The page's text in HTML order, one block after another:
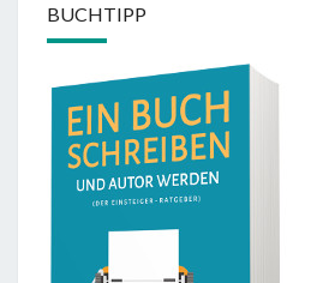
BUCHTIPP